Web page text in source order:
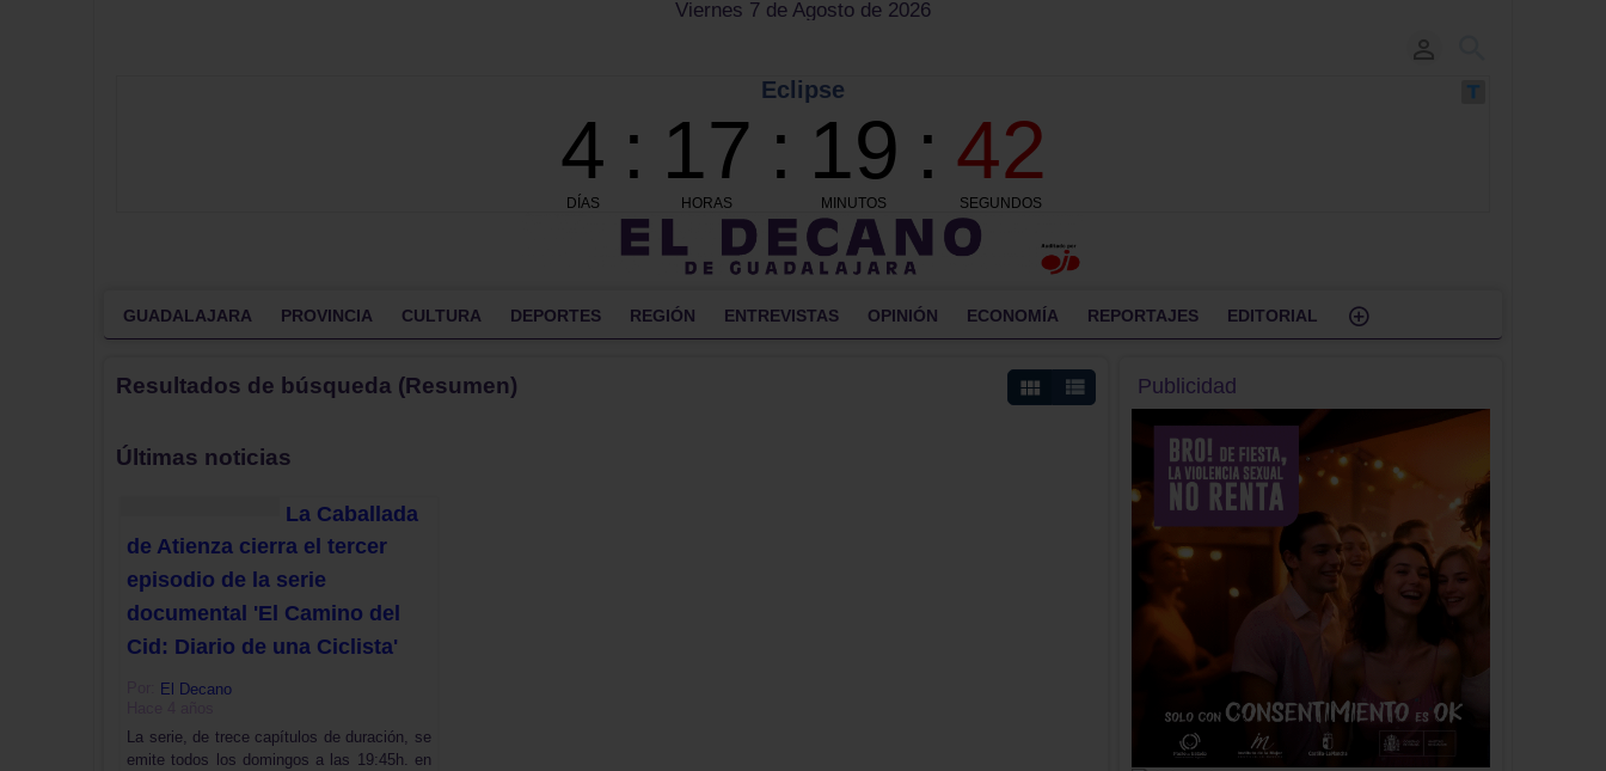
Viernes 7 de Agosto de 2026
GUADALAJARA PROVINCIA CULTURA DEPORTES REGIÓN ENTREVISTAS OPINIÓN ECONOMÍA REPORTAJES EDITORIAL
Resultados de búsqueda (Resumen)
Últimas noticias
La Caballada
de Atienza cierra el tercer
episodio de la serie
documental 'El Camino del
Cid: Diario de una Ciclista'
El Decano
La serie, de trece capítulos de duración, se
emite todos los domingos a las 19:45h. en
Publicidad